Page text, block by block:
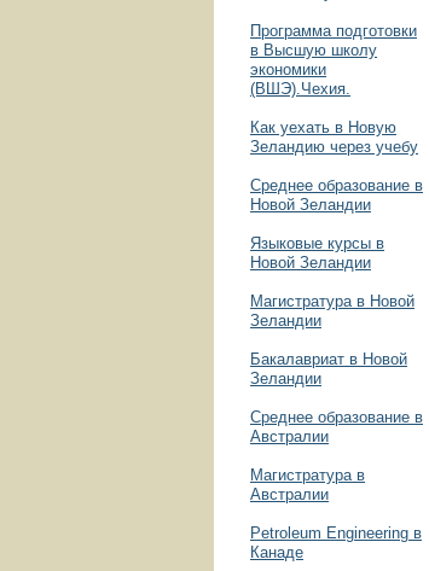
Программа подготовки
в Высшую школу
экономики
(ВШЭ).Чехия.
Как уехать в Новую
Зеландию через учебу
Среднее образование в
Новой Зеландии
Языковые курсы в
Новой Зеландии
Магистратура в Новой
Зеландии
Бакалавриат в Новой
Зеландии
Среднее образование в
Австралии
Магистратура в
Австралии
Petroleum Engineering в
Канаде